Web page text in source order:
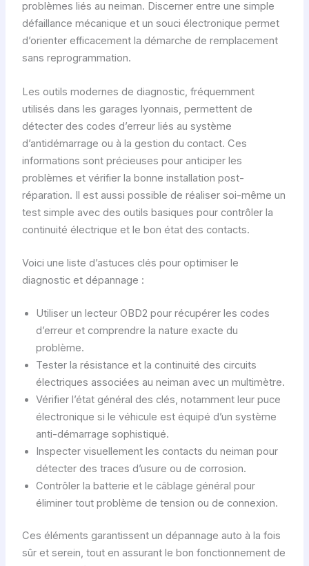
problèmes liés au neiman. Discerner entre une simple
défaillance mécanique et un souci électronique permet
d’orienter efficacement la démarche de remplacement
sans reprogrammation.
Les outils modernes de diagnostic, fréquemment
utilisés dans les garages lyonnais, permettent de
détecter des codes d’erreur liés au système
d’antidémarrage ou à la gestion du contact. Ces
informations sont précieuses pour anticiper les
problèmes et vérifier la bonne installation post-
réparation. Il est aussi possible de réaliser soi-même un
test simple avec des outils basiques pour contrôler la
continuité électrique et le bon état des contacts.
Voici une liste d’astuces clés pour optimiser le
diagnostic et dépannage :
Utiliser un lecteur OBD2 pour récupérer les codes
d’erreur et comprendre la nature exacte du
problème.
Tester la résistance et la continuité des circuits
électriques associées au neiman avec un multimètre.
Vérifier l’état général des clés, notamment leur puce
électronique si le véhicule est équipé d’un système
anti-démarrage sophistiqué.
Inspecter visuellement les contacts du neiman pour
détecter des traces d’usure ou de corrosion.
Contrôler la batterie et le câblage général pour
éliminer tout problème de tension ou de connexion.
Ces éléments garantissent un dépannage auto à la fois
sûr et serein, tout en assurant le bon fonctionnement de